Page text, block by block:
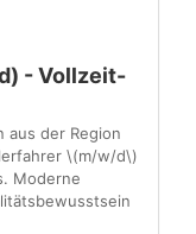
- Vollzeit-
aus der Region
\(m/w/d\)
Moderne